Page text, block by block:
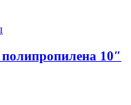
10″